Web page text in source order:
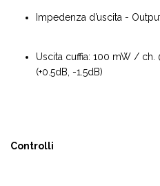
Impedenza d’uscita -
Uscita cuffia: 100 mW /
(+0.5dB, -1.5dB)
Controlli